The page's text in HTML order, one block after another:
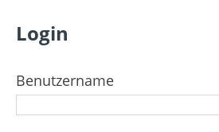
Login
Benutzername